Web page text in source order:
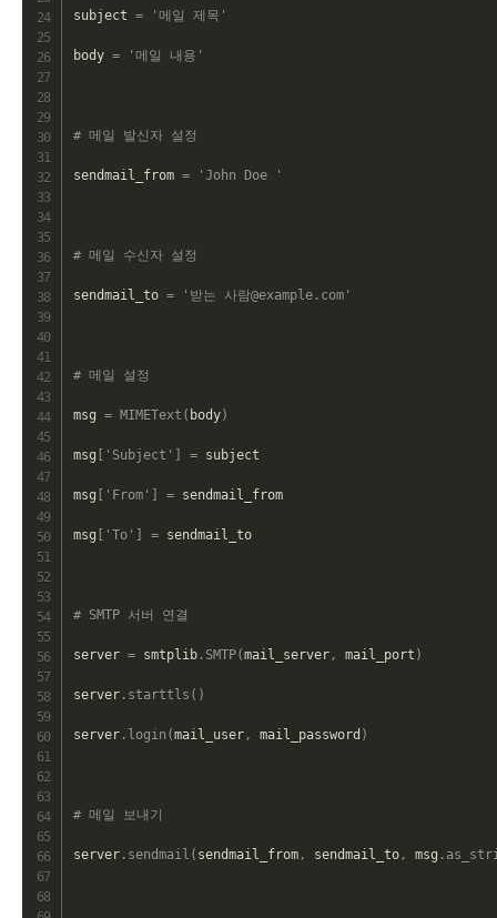
subject = '메일 제목'
body = '메일 내용'
# 메일 발신자 설정
sendmail_from = 'John Doe '
# 메일 수신자 설정
sendmail_to = '받는 사람@example.com'
# 메일 설정
msg = MIMEText ( body)
msg 'Subject' = subject
msg 'From' = sendmail_from
msg 'To' = sendmail_to
# SMTP 서버 연결
server = smtplib. SMTP(mail_server, mail_port )
server. starttls ( )
server. login (mail_user, mail_password )
# 메일 보내기
server. sendmail ( sendmail_from, sendmail_to, msg .